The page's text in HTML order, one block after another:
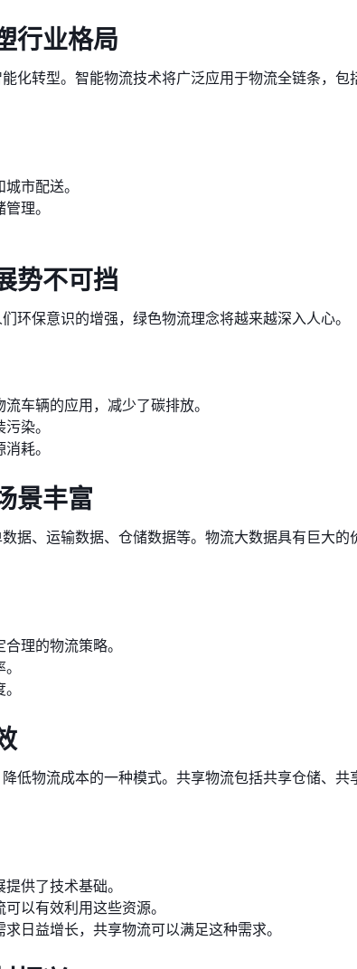
行业格局
化转型。智能物流技术将广泛应用于物流全链条，包
市配送。
理。
势不可挡
环保意识的增强，绿色物流理念将越来越深入人心。
车辆的应用，减少了碳排放。
染。
耗。
景丰富
据、运输数据、仓储数据等。物流大数据具有巨大的
理的物流策略。
低物流成本的一种模式。共享物流包括共享仓储、共
供了技术基础。
以有效利用这些资源。
日益增长，共享物流可以满足这种需求。